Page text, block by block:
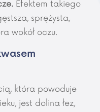
Efektem takiego
sprężysta,
wokół oczu.
która powoduje
jest dolina łez,